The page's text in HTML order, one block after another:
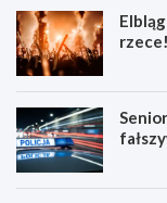
rzece!